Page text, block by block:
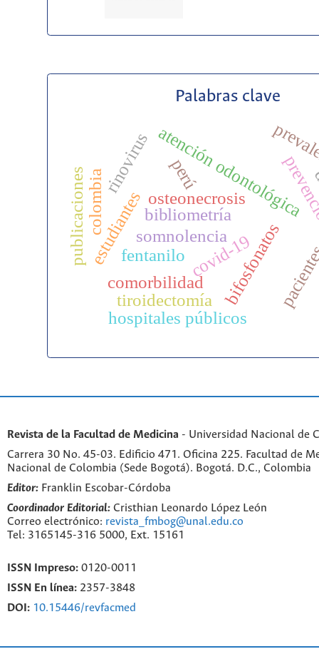
Palabras clave
bifosfonatos
osteonecrosis
atención odontológica
somnolencia
estudiantes covid-19
rinovirus
comorbilidad
publicacionescolombia bibliometría
hospitales públicos
perú
fentanilo
tiroidectomía
Revista de la Facultad de Medicina - Universidad Nacional de
Carrera 30 No. 45-03. Edificio 471. Oficina 225. Facultad de
Nacional de Colombia (Sede Bogotá). Bogotá. D.C., Colombia
Editor: Franklin Escobar-Córdoba
Coordinador Editorial: Cristhian Leonardo López León
Correo electrónico: revista_fmbog@unal.edu.co
Tel: 3165145-316 5000, Ext. 15161
ISSN Impreso: 0120-0011
ISSN En línea: 2357-3848
DOI: 10.15446/revfacmed